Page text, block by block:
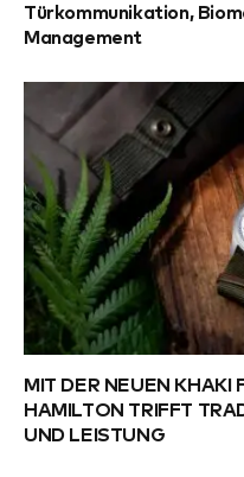
Türkommunikation,
Management
MIT DER NEUEN KHAKI
HAMILTON TRIFFT
UND LEISTUNG